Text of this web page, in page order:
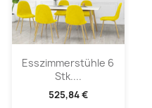
Esszimmerstühle 6
Stk....
525,84 €